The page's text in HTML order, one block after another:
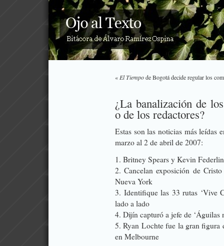
« El Tiempode Bogotá decide regular los
¿La banalización de
o de los redactores?
Estas son las noticias más leídas
marzo al 2 de abril de 2007:
1. Britney Spears y Kevin
2. Cancelan exposición de
Nueva York
3. Identifique las 33 rutas ‘Vive
lado a lado
4. Dijín capturó a jefe de ‘Águilas
5. Ryan Lochte fue la gran figura
en Melbourne